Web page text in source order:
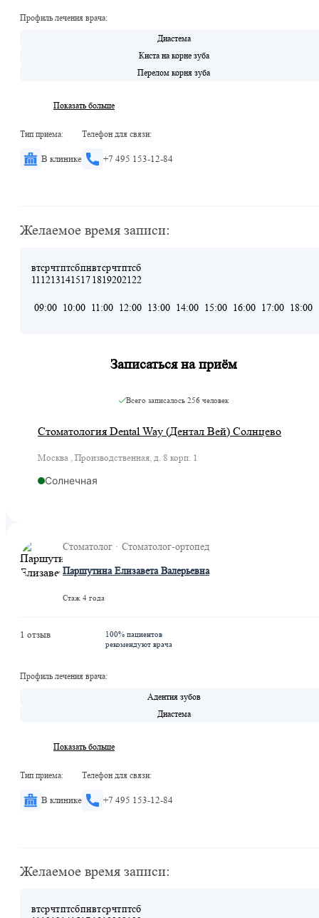
Профиль лечения врача:
Диастема
Киста на корне зуба
Перелом корня зуба
Показать больше
Тип приема:
В клинике
Телефон для связи:
+7 495 153-12-84
Желаемое время записи:
вт
11
ср
12
чт
13
пт
14
сб
15
пн
17
вт
18
ср
19
чт
20
пт
21
сб
22
09:00 10:00 11:00 12:00 13:00 14:00 15:00 16:00 17:00 18:00
Записаться на приём
Всего записалось 256 человек
Стоматология Dental Way (Дентал Вей) Солнцево
Москва , Производственная, д. 8 корп. 1
Солнечная
Стоматолог · Стоматолог-ортопед
Паршутина Елизавета Валерьевна
Стаж 4 года
1 отзыв
100% пациентов
рекомендуют врача
Профиль лечения врача:
Адентия зубов
Диастема
Показать больше
Тип приема:
В клинике
Телефон для связи:
+7 495 153-12-84
Желаемое время записи:
втсрчтптсбпнвтсрчтптсб